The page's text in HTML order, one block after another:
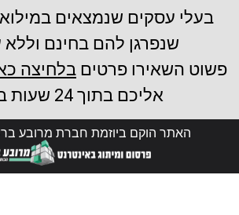
בעלי עסקים שנמצאים
שנפרגן להם בחינם וללא
פשוט השאירו פרטים בלחיצה
אליכם בתוך 24 שעות בלבד.
האתר הוקם ביוזמת חברת מרובע